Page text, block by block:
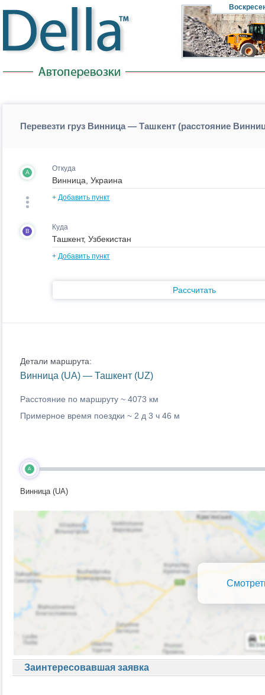
Перевезти груз Винница — Ташкент (расстояние
A Откуда
+ Добавить пункт
B Куда
+ Добавить пункт
Рассчитать
Детали маршрута:
Винница (UA) — Ташкент (UZ)
Расстояние по маршруту ~ 4073 км
Примерное время поездки ~ 2 д 3 ч 46 м
A
Винница (UA)
Заинтересовавшая заявка